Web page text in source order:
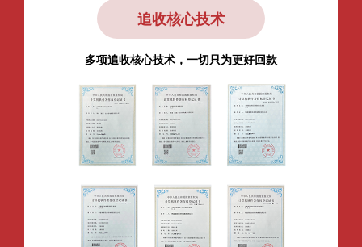
追收核心技术
多项追收核心技术，一切只为更好回款